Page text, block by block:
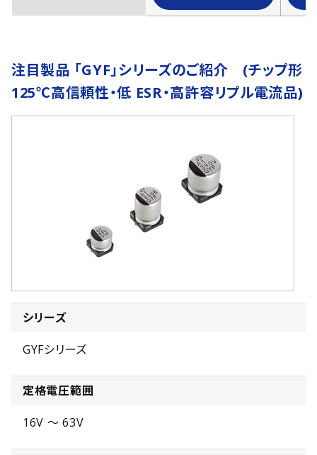
注目製品 「GYF」シリーズのご紹介 (チップ形
125℃高信頼性・低 ESR・高許容リプル電流品)
シリーズ
GYFシリーズ
定格電圧範囲
16V ～ 63V